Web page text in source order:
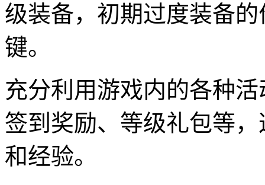
级装备，初期过度装备
键。
充分利用游戏内的各种
签到奖励、等级礼包等
和经验。